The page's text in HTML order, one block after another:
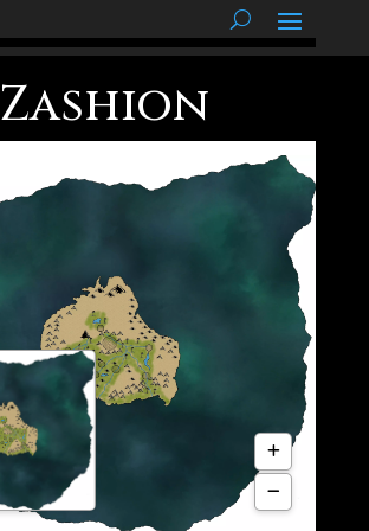
Zashion